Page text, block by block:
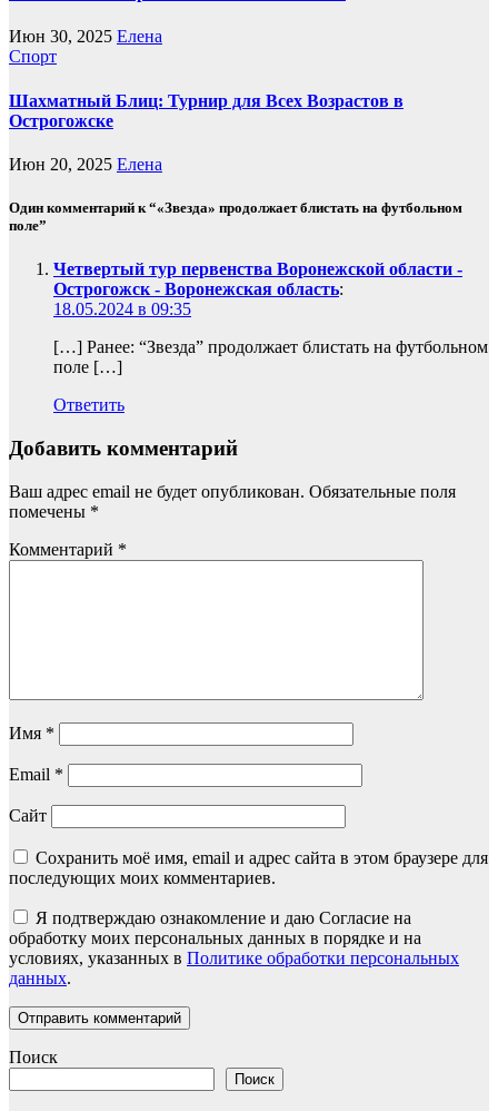
Июн 30, 2025 Елена
Спорт
Шахматный Блиц: Турнир для Всех Возрастов в
Острогожске
Июн 20, 2025 Елена
Один комментарий к “«Звезда» продолжает блистать на футбольном
поле”
Четвертый тур первенства Воронежской области -
Острогожск - Воронежская область:
18.05.2024 в 09:35
[…] Ранее: “Звезда” продолжает блистать на футбольном
поле […]
Ответить
Добавить комментарий
Ваш адрес email не будет опубликован. Обязательные поля
помечены *
Комментарий *
Имя *
Email *
Сайт
Сохранить моё имя, email и адрес сайта в этом браузере для
последующих моих комментариев.
Я подтверждаю ознакомление и даю Согласие на
обработку моих персональных данных в порядке и на
условиях, указанных в Политике обработки персональных
данных.
Поиск
Поиск